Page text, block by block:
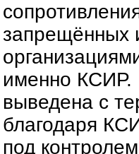
запрещённых
именно КСИР.
выведена с
благодаря
под